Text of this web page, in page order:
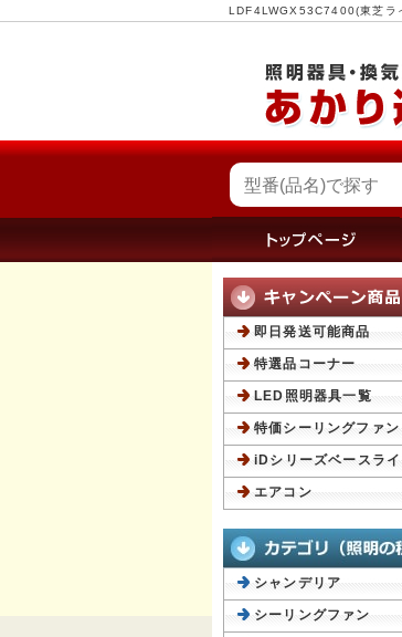
LDF4LWGX53C7400(東芝ラ
即日発送可能商品
特選品コーナー
LED照明器具一覧
特価シーリングファン
iDシリーズベースライ
エアコン
シャンデリア
シーリングファン